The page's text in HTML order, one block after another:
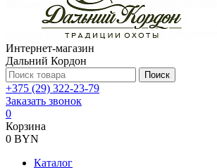
Интернет-магазин
Дальний Кордон
Поиск
+375 (29) 322-23-79
Заказать звонок
0
Корзина
0 BYN
Каталог